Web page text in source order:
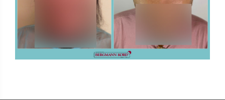
FUE - Αποτελέσματα - Photo Galleries
ΜΕΤΑΜΟΣΧΕΥΣΗ ΜΑΛΛΙΩΝ